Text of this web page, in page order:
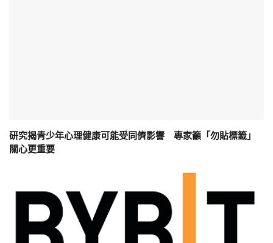
研究揭青少年心理健康可能受同儕影響 專家籲「勿貼標籤」
關心更重要